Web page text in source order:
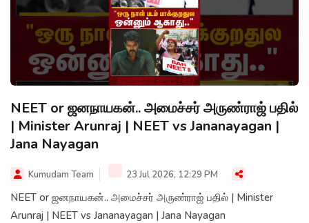
NEET or ஜனநாயகன்.. அமைச்சர் அருண்ராஜ் பதில்
| Minister Arunraj | NEET vs Jananayagan |
Jana Nayagan
Kumudam Team 23 Jul 2026, 12:29 PM
NEET or ஜனநாயகன்.. அமைச்சர் அருண்ராஜ் பதில் | Minister
Arunraj | NEET vs Jananayagan | Jana Nayagan